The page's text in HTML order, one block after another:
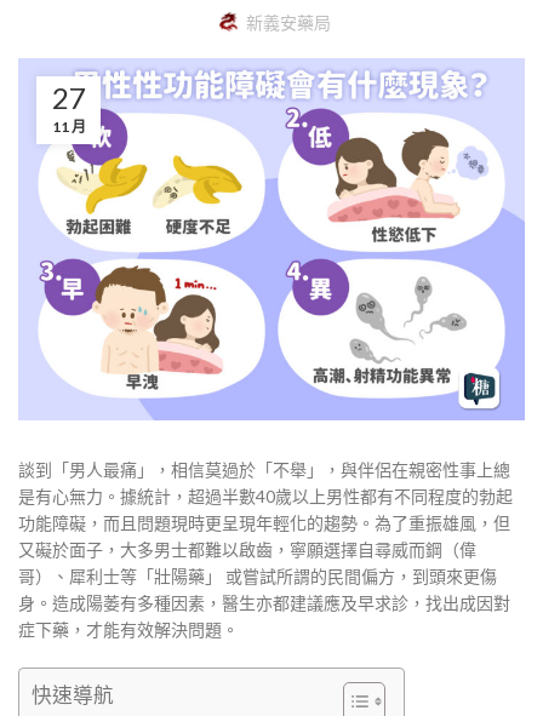
新義安藥局
27
11 月
談到「男人最痛」，相信莫過於「不舉」，與伴侶在親密性事上總
是有心無力。據統計，超過半數40歲以上男性都有不同程度的勃起
功能障礙，而且問題現時更呈現年輕化的趨勢。為了重振雄風，但
又礙於面子，大多男士都難以啟齒，寧願選擇自尋威而鋼（偉
哥）、犀利士等「壯陽藥」 或嘗試所謂的民間偏方，到頭來更傷
身。造成陽萎有多種因素，醫生亦都建議應及早求診，找出成因對
症下藥，才能有效解決問題。
快速導航